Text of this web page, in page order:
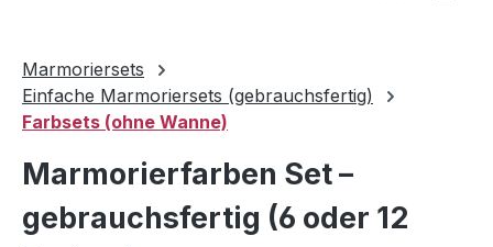
Marmoriersets
Einfache Marmoriersets (gebrauchsfertig)
Farbsets (ohne Wanne)
Marmorierfarben Set –
gebrauchsfertig (6 oder 12